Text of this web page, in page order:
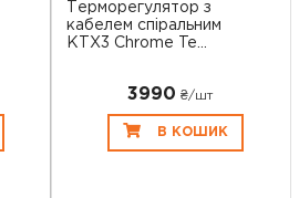
Терморегулятор з
кабелем спіральним
KTX3 Chrome Te...
3990 ₴/шт
В КОШИК